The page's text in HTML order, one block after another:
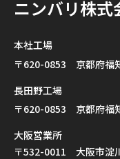
ニンバリ株式
本社工場
〒620-0853 京都府福
長田野工場
〒620-0853 京都府福
大阪営業所
〒532-0011 大阪市淀